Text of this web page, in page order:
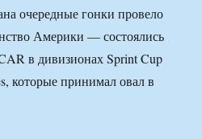
очередные гонки провело
Америки — состоялись
в дивизионах Sprint Cup
которые принимал овал в